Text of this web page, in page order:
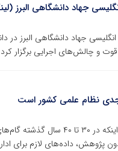
جهاد دانشگاهی البرز
مسابقه ۶۰۰ نفره زبان انگلیسی جهاد
و چالش‌های اجرایی برگزار
نظام علمی کشور است
رئیس جهاد دانشگاهی کشور با
پژوهش، داده‌های لازم برای